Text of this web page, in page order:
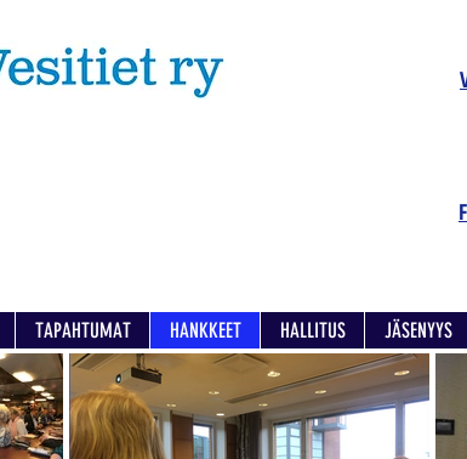
TAPAHTUMAT HANKKEET HALLITUS JÄSENYYS